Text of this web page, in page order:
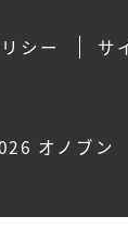
シー サ
オノブン